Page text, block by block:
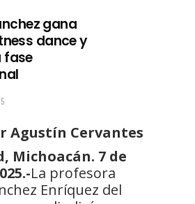
gana
dance y
fase
Agustín Cervantes
Michoacán. 7 de
La profesora
Enríquez del